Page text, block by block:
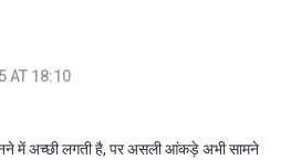
AT 18:10
में अच्छी लगती है, पर असली आंकड़े अभी सामने